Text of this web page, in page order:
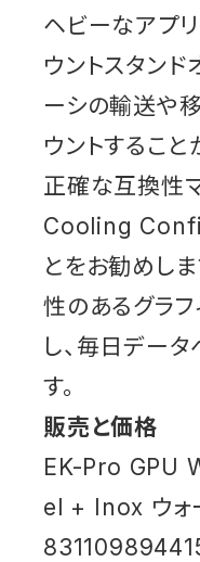
ヘビーなアプ
ウントスタンド
ーシの輸送や
ウントすること
正確な互換性
Cooling
とをお勧めし
性のあるグラフ
し、毎日デー
す。
販売と価格
EK-Pro GPU
el + Inox ウォ
831109894415